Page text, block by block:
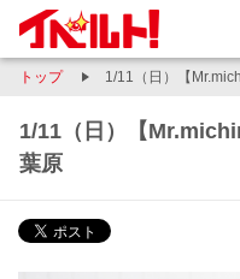
トップ 1/11（日）【
1/11（日）【
葉原